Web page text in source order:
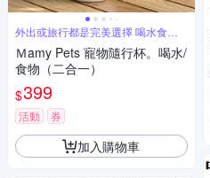
外出或旅行都是完美選擇 喝水食物
合而為一
Ｍamy Pets 寵物隨行杯。喝水/
食物（二合一）
$399
活動 券
加入購物車